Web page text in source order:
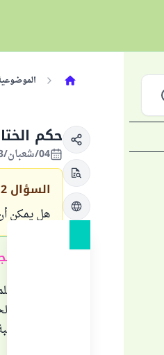
حكم
04/شعبان/1423 الموافق 10/أكتوبر/2002
السؤال
هل يمكن
ملخص
اختلف
النساء.
وأما